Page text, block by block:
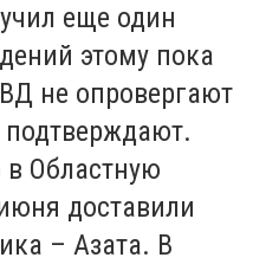
еще один
этому пока
не опровергают
Областную
доставили
– Азата. В